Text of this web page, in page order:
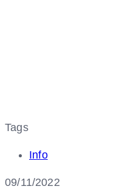
Tags
Info
09/11/2022